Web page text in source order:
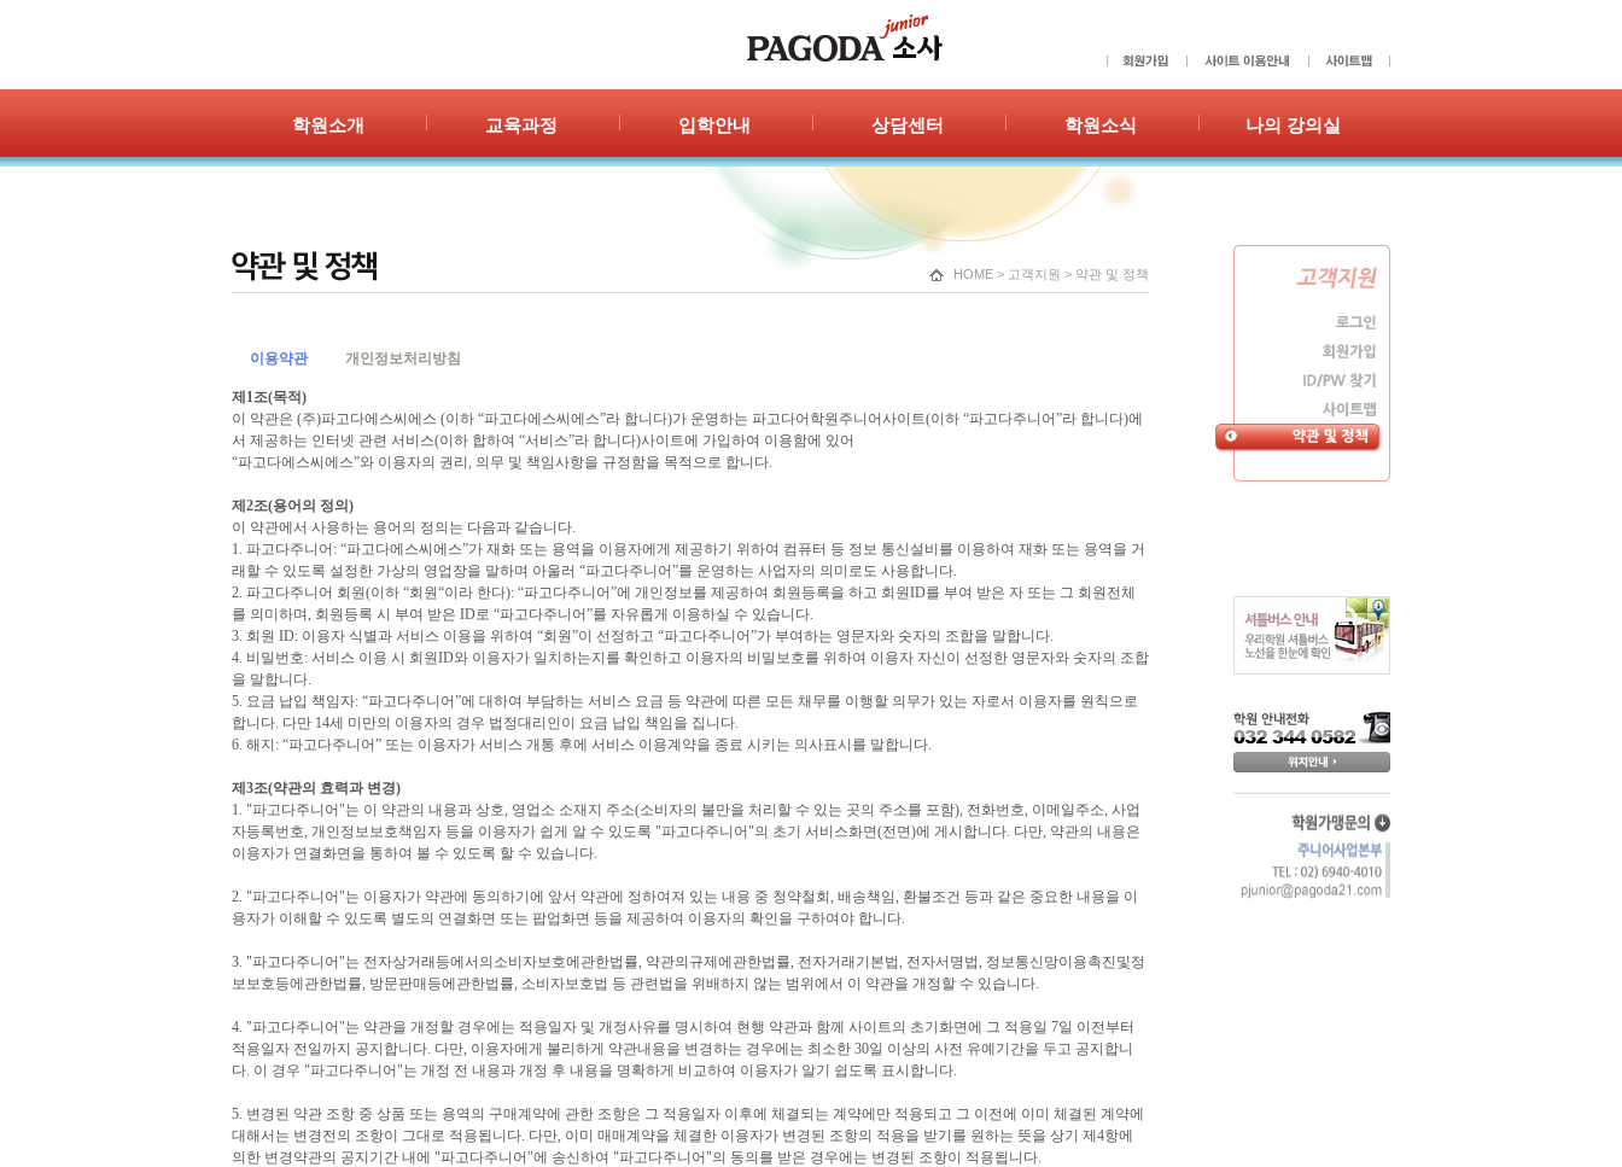
학원소개
학원시설
교육과정 입학안내 상담센터
1:1 상담
학원소식
공지사항
포토갤러리
나의 강의실
수강이력
HOME > 고객지원 > 약관 및 정책
이용약관 개인정보처리방침
제1조(목적)
이 약관은 (주)파고다에스씨에스 (이하 “파고다에스씨에스”라 합니다)가 운영하는 파고다어학원주니어사이트(이하 “파고다주니어”라 합니다)에
서 제공하는 인터넷 관련 서비스(이하 합하여 “서비스”라 합니다)사이트에 가입하여 이용함에 있어
“파고다에스씨에스”와 이용자의 권리, 의무 및 책임사항을 규정함을 목적으로 합니다.
제2조(용어의 정의)
이 약관에서 사용하는 용어의 정의는 다음과 같습니다.
1. 파고다주니어: “파고다에스씨에스”가 재화 또는 용역을 이용자에게 제공하기 위하여 컴퓨터 등 정보 통신설비를 이용하여 재화 또는 용역을 거
래할 수 있도록 설정한 가상의 영업장을 말하며 아울러 “파고다주니어”를 운영하는 사업자의 의미로도 사용합니다.
2. 파고다주니어 회원(이하 “회원“이라 한다): “파고다주니어”에 개인정보를 제공하여 회원등록을 하고 회원ID를 부여 받은 자 또는 그 회원전체
를 의미하며, 회원등록 시 부여 받은 ID로 “파고다주니어”를 자유롭게 이용하실 수 있습니다.
3. 회원 ID: 이용자 식별과 서비스 이용을 위하여 “회원”이 선정하고 “파고다주니어”가 부여하는 영문자와 숫자의 조합을 말합니다.
4. 비밀번호: 서비스 이용 시 회원ID와 이용자가 일치하는지를 확인하고 이용자의 비밀보호를 위하여 이용자 자신이 선정한 영문자와 숫자의 조합
을 말합니다.
5. 요금 납입 책임자: “파고다주니어”에 대하여 부담하는 서비스 요금 등 약관에 따른 모든 채무를 이행할 의무가 있는 자로서 이용자를 원칙으로
합니다. 다만 14세 미만의 이용자의 경우 법정대리인이 요금 납입 책임을 집니다.
6. 해지: “파고다주니어” 또는 이용자가 서비스 개통 후에 서비스 이용계약을 종료 시키는 의사표시를 말합니다.
제3조(약관의 효력과 변경)
1. "파고다주니어"는 이 약관의 내용과 상호, 영업소 소재지 주소(소비자의 불만을 처리할 수 있는 곳의 주소를 포함), 전화번호, 이메일주소, 사업
자등록번호, 개인정보보호책임자 등을 이용자가 쉽게 알 수 있도록 "파고다주니어"의 초기 서비스화면(전면)에 게시합니다. 다만, 약관의 내용은
이용자가 연결화면을 통하여 볼 수 있도록 할 수 있습니다.
2. "파고다주니어"는 이용자가 약관에 동의하기에 앞서 약관에 정하여져 있는 내용 중 청약철회, 배송책임, 환불조건 등과 같은 중요한 내용을 이
용자가 이해할 수 있도록 별도의 연결화면 또는 팝업화면 등을 제공하여 이용자의 확인을 구하여야 합니다.
3. "파고다주니어"는 전자상거래등에서의소비자보호에관한법률, 약관의규제에관한법률, 전자거래기본법, 전자서명법, 정보통신망이용촉진및정
보보호등에관한법률, 방문판매등에관한법률, 소비자보호법 등 관련법을 위배하지 않는 범위에서 이 약관을 개정할 수 있습니다.
4. "파고다주니어"는 약관을 개정할 경우에는 적용일자 및 개정사유를 명시하여 현행 약관과 함께 사이트의 초기화면에 그 적용일 7일 이전부터
적용일자 전일까지 공지합니다. 다만, 이용자에게 불리하게 약관내용을 변경하는 경우에는 최소한 30일 이상의 사전 유예기간을 두고 공지합니
다. 이 경우 "파고다주니어"는 개정 전 내용과 개정 후 내용을 명확하게 비교하여 이용자가 알기 쉽도록 표시합니다.
5. 변경된 약관 조항 중 상품 또는 용역의 구매계약에 관한 조항은 그 적용일자 이후에 체결되는 계약에만 적용되고 그 이전에 이미 체결된 계약에
대해서는 변경전의 조항이 그대로 적용됩니다. 다만, 이미 매매계약을 체결한 이용자가 변경된 조항의 적용을 받기를 원하는 뜻을 상기 제4항에
의한 변경약관의 공지기간 내에 "파고다주니어"에 송신하여 "파고다주니어"의 동의를 받은 경우에는 변경된 조항이 적용됩니다.